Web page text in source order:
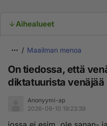
Aihealueet
Maailman menoa
On tiedossa, että
diktatuurista venäjää
Anonyymi-ap
2026-06-10 19:23:39